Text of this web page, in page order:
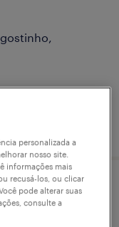
redes
personalizada a
nosso site.
informações mais
recusá-los, ou clicar
pode alterar suas
consulte a